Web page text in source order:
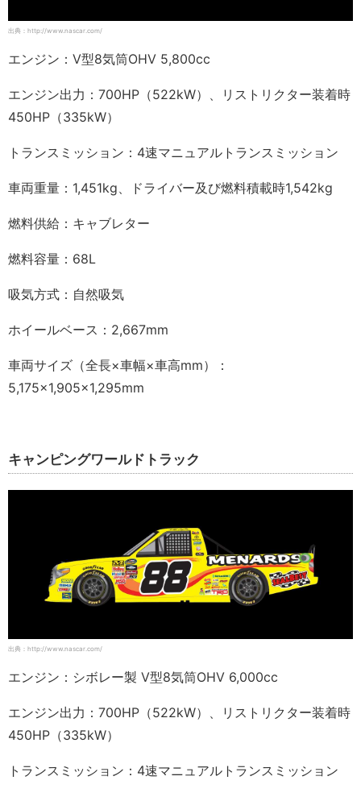
出典：http://www.nascar.com/
エンジン：V型8気筒OHV 5,800cc
エンジン出力：700HP（522kW）、リストリクター装着時
450HP（335kW）
トランスミッション：4速マニュアルトランスミッション
車両重量：1,451kg、ドライバー及び燃料積載時1,542kg
燃料供給：キャブレター
燃料容量：68L
吸気方式：自然吸気
ホイールベース：2,667mm
車両サイズ（全長×車幅×車高mm）：
5,175×1,905×1,295mm
キャンピングワールドトラック
出典：http://www.nascar.com/
エンジン：シボレー製 V型8気筒OHV 6,000cc
エンジン出力：700HP（522kW）、リストリクター装着時
450HP（335kW）
トランスミッション：4速マニュアルトランスミッション